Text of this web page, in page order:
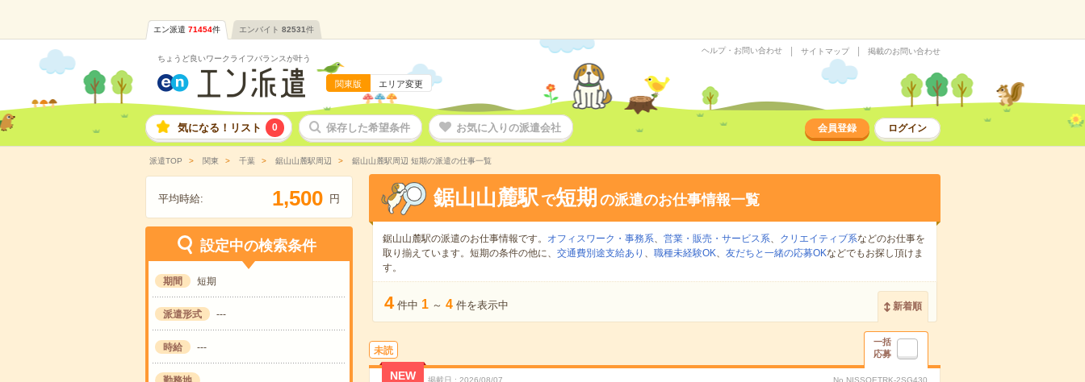
エン派遣 71454件 エンバイト 82531件
ちょうど良いワークライフバランスが叶う
関東版 エリア変更
ヘルプ・お問い合わせ サイトマップ 掲載のお問い合わせ
気になる！リスト 0 保存した希望条件 お気に入りの派遣会社 会員登録 ログイン
派遣TOP 関東 千葉 鋸山山麓駅周辺 鋸山山麓駅周辺 短期の派遣の仕事一覧
平均時給: 1,500 円
設定中の検索条件
期間 短期
派遣形式 ---
時給 ---
鋸山山麓駅 で短期 の派遣のお仕事情報一覧
鋸山山麓駅の派遣のお仕事情報です。 オフィスワーク・事務系、 営業・販売・サービス系、 クリエイティブ系などのお仕事を
取り揃えています。短期の条件の他に、 交通費別途支給あり 、 職種未経験OK、 友だちと一緒の応募OKなどでもお探し頂けま
す。
4 件中 1 ～ 4 件を表示中 新着順
未読
一括
応募
NEW 掲載日 2026/08/07 No.NISSOETRK-2SG430